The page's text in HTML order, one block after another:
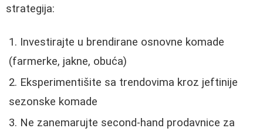
strategija:
Investirajte u brendirane osnovne komade
(farmerke, jakne, obuća)
Eksperimentišite sa trendovima kroz jeftinije
sezonske komade
Ne zanemarujte second-hand prodavnice za